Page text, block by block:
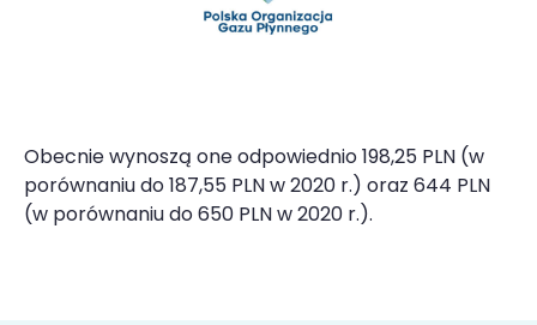
Obecnie wynoszą one odpowiednio 198,25 PLN (w
porównaniu do 187,55 PLN w 2020 r.) oraz 644 PLN
(w porównaniu do 650 PLN w 2020 r.).